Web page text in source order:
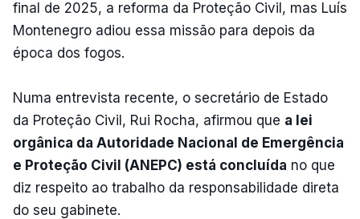
final de 2025, a reforma da Proteção Civil, mas Luís
Montenegro adiou essa missão para depois da
época dos fogos.
Numa entrevista recente, o secretário de Estado
da Proteção Civil, Rui Rocha, afirmou que a lei
orgânica da Autoridade Nacional de Emergência
e Proteção Civil (ANEPC) está concluída no que
diz respeito ao trabalho da responsabilidade direta
do seu gabinete.